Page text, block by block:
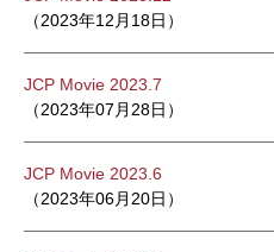
（2023年12月18日）
JCP Movie 2023.7
（2023年07月28日）
JCP Movie 2023.6
（2023年06月20日）